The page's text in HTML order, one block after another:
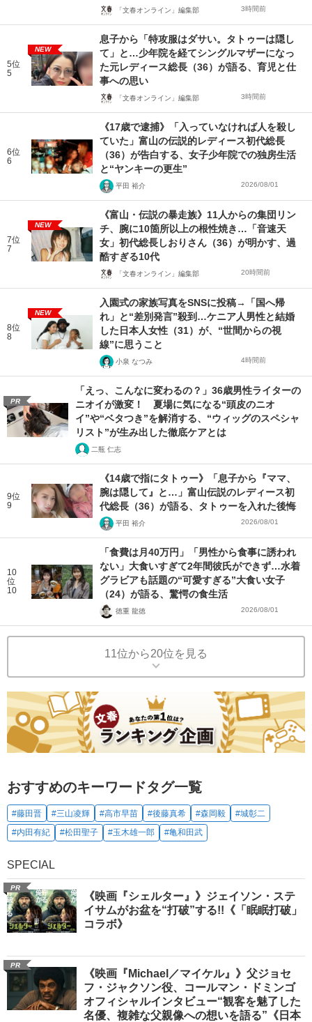
「文春オンライン」編集部 3時間前
5位
5
NEW
息子から「特攻服はダサい。タトゥーは隠し
て」と…少年院を経てシングルマザーになっ
た元レディース総長（36）が語る、育児と仕
事への思い
「文春オンライン」編集部 3時間前
6位
6
《17歳で逮捕》「入っていなければ人を殺し
ていた」富山の伝説的レディース初代総長
（36）が告白する、女子少年院での独房生活
と“ヤンキーの更生”
平田 裕介 2026/08/01
7位
7
NEW
《富山・伝説の暴走族》11人からの集団リン
チ、腕に10箇所以上の根性焼き…「音速天
女」初代総長しおりさん（36）が明かす、過
酷すぎる10代
「文春オンライン」編集部 20時間前
8位
8
NEW
入園式の家族写真をSNSに投稿→「国へ帰
れ」と“差別発言”殺到…ケニア人男性と結婚
した日本人女性（31）が、“世間からの視
線”に思うこと
小泉 なつみ 4時間前
PR
「えっ、こんなに変わるの？」36歳男性ライターの
ニオイが激変！ 夏場に気になる“頭皮のニオ
イ”や“ベタつき”を解消する、“ウィッグのスペシャ
リスト”が生み出した徹底ケアとは
二瓶 仁志
9位
9
《14歳で指にタトゥー》「息子から『ママ、
腕は隠して』と…」富山伝説のレディース初
代総長（36）が語る、タトゥーを入れた後悔
平田 裕介 2026/08/01
10
位
10
「食費は月40万円」「男性から食事に誘われ
ない」大食いすぎて2年間彼氏ができず…水着
グラビアも話題の“可愛すぎる”大食い女子
（24）が語る、驚愕の食生活
徳重 龍徳 2026/08/01
11位から20位を見る
おすすめのキーワードタグ一覧
#藤田晋 #三山凌輝 #高市早苗 #後藤真希 #森岡毅
#城彰二
#内田有紀
#松田聖子 #玉木雄一郎 #亀和田武
SPECIAL
PR
《映画『シェルター』》ジェイソン・ステ
イサムがお盆を“打破”する!!《「眠眠打破」
コラボ》
PR
《映画『Michael／マイケル』》父ジョセ
フ・ジャクソン役、コールマン・ドミンゴ
オフィシャルインタビュー“観客を魅了した
名優、複雑な父親像への想いを語る”《日本